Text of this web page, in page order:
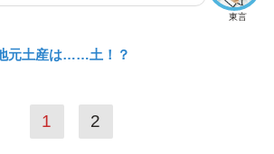
東言
元土産は……土！？
1 2